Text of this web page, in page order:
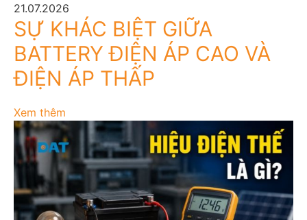
21.07.2026
SỰ KHÁC BIỆT GIỮA
BATTERY ĐIỆN ÁP CAO VÀ
ĐIỆN ÁP THẤP
Xem thêm